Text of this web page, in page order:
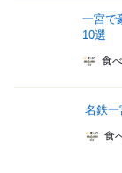
一宮で
10選
食
名鉄一
食